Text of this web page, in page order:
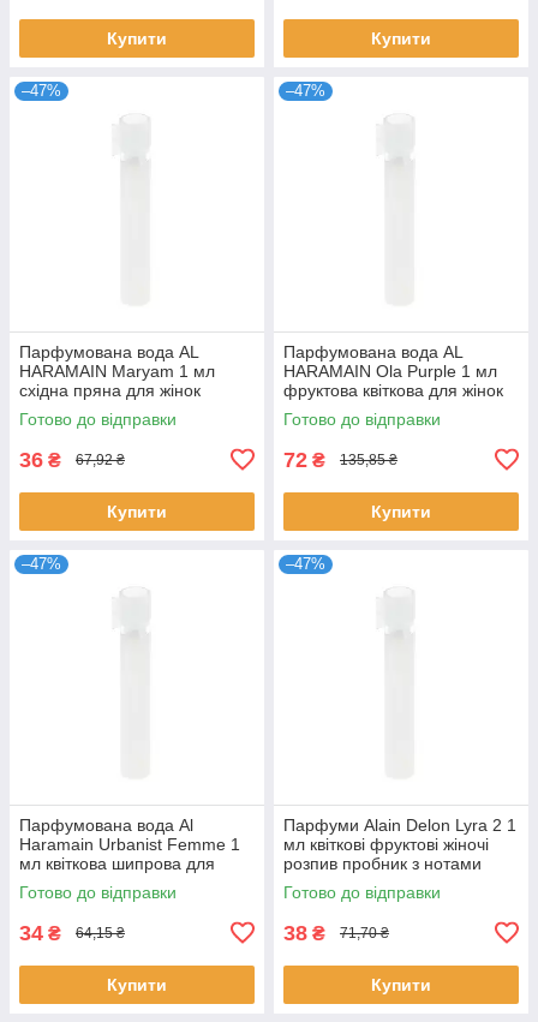
Купити Купити
–47%
Парфумована вода AL
HARAMAIN Maryam 1 мл
східна пряна для жінок
розпив пробник стійкий
аромат Аль Харамейн
Готово до відправки
36 ₴ 67,92 ₴
Купити
–47%
Парфумована вода AL
HARAMAIN Ola Purple 1 мл
фруктова квіткова для жінок
стійкий розпив Аль Харамейн
Готово до відправки
72 ₴ 135,85 ₴
Купити
–47%
Парфумована вода Al
Haramain Urbanist Femme 1
мл квіткова шипрова для
жінок розпив пробник Аль
Харамейн
Готово до відправки
34 ₴ 64,15 ₴
Купити
–47%
Парфуми Alain Delon Lyra 2 1
мл квіткові фруктові жіночі
розпив пробник з нотами
ванілі Ален Делон
Готово до відправки
38 ₴ 71,70 ₴
Купити